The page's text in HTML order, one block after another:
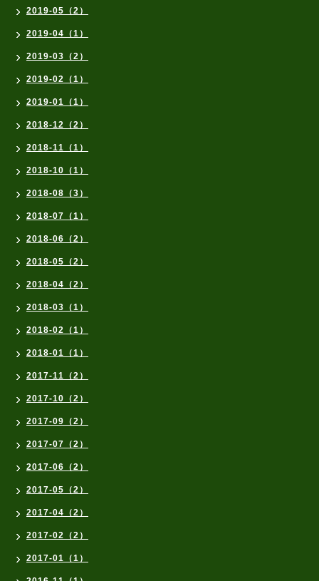
2019-05（2）
2019-04（1）
2019-03（2）
2019-02（1）
2019-01（1）
2018-12（2）
2018-11（1）
2018-10（1）
2018-08（3）
2018-07（1）
2018-06（2）
2018-05（2）
2018-04（2）
2018-03（1）
2018-02（1）
2018-01（1）
2017-11（2）
2017-10（2）
2017-09（2）
2017-07（2）
2017-06（2）
2017-05（2）
2017-04（2）
2017-02（2）
2017-01（1）